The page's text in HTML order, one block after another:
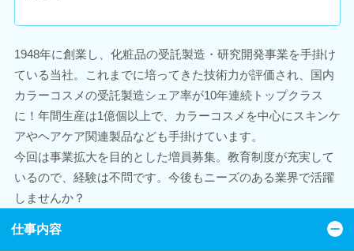
1948年に創業し、化粧品の受託製造・研究開発事業を手掛け
ている当社。これまでに培ってきた技術力が評価され、国内
カラーコスメの受託製造シェア率が10年連続トップクラス
に！年間生産は1億個以上で、カラーコスメを中心にスキンケ
アやヘアケア関連製品なども手掛けています。
今回は事業拡大を目的とした増員募集。教育制度が充実して
いるので、経験は不問です。今後もニーズのある業界で活躍
しませんか？
仕事内容